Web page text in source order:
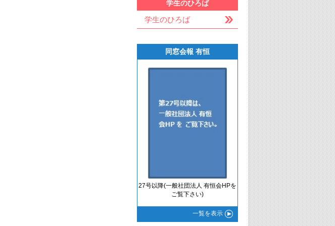
学生のひろば
学生のひろば
同窓会報 有恒
27号以降(一般社団法人 有恒会HPを
ご覧下さい)
一覧を表示